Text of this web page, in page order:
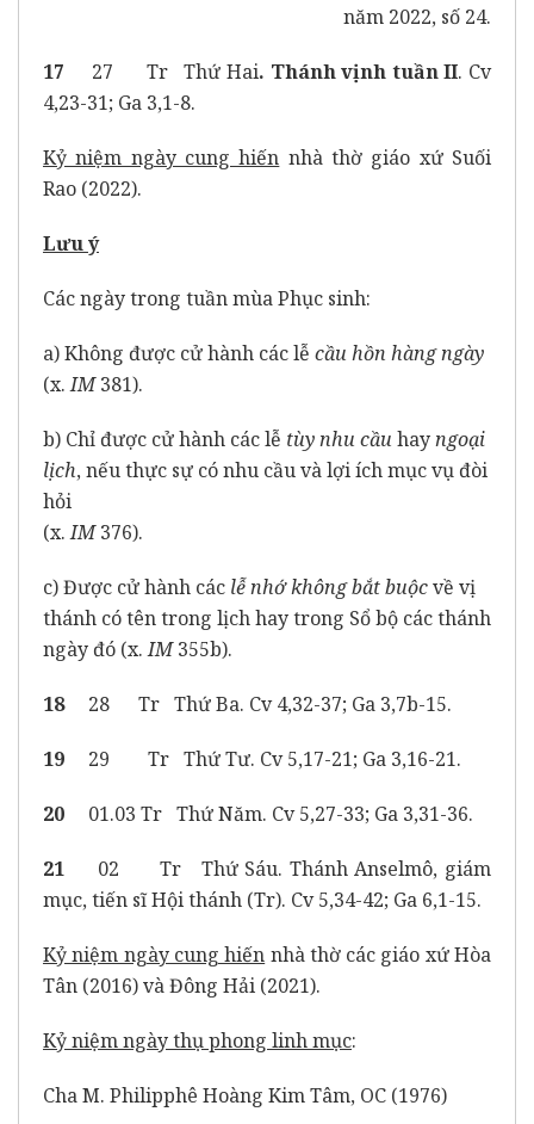
năm 2022, số 24.
17 27 Tr Thứ Hai. Thánh vịnh tuần II. Cv
4,23-31; Ga 3,1-8.
Kỷ niệm ngày cung hiến nhà thờ giáo xứ Suối
Rao (2022).
Lưu ý
Các ngày trong tuần mùa Phục sinh:
a) Không được cử hành các lễ cầu hồn hàng ngày
(x.IM381).
b) Chỉ được cử hành các lễ tùy nhu cầu hayngoại
lịch, nếu thực sự có nhu cầu và lợi ích mục vụ đòi
hỏi
(x.IM376).
c) Được cử hành các lễ nhớ không bắt buộcvề vị
thánh có tên trong lịch hay trong Sổ bộ các thánh
ngày đó (x.IM355b).
1828 Tr Thứ Ba. Cv 4,32-37; Ga 3,7b-15.
19 29 Tr Thứ Tư. Cv 5,17-21; Ga 3,16-21.
20 01.03 Tr Thứ Năm. Cv 5,27-33; Ga 3,31-36.
21 02 Tr Thứ Sáu. Thánh Anselmô, giám
mục, tiến sĩ Hội thánh (Tr). Cv 5,34-42; Ga 6,1-15.
Kỷ niệm ngày cung hiến nhà thờ các giáo xứ Hòa
Tân (2016) và Đông Hải (2021).
Kỷ niệm ngày thụ phong linh mục:
Cha M. Philipphê Hoàng Kim Tâm, OC (1976)